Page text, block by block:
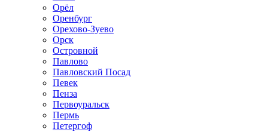
Орёл
Оренбург
Орехово-Зуево
Орск
Островной
Павлово
Павловский Посад
Певек
Пенза
Первоуральск
Пермь
Петергоф